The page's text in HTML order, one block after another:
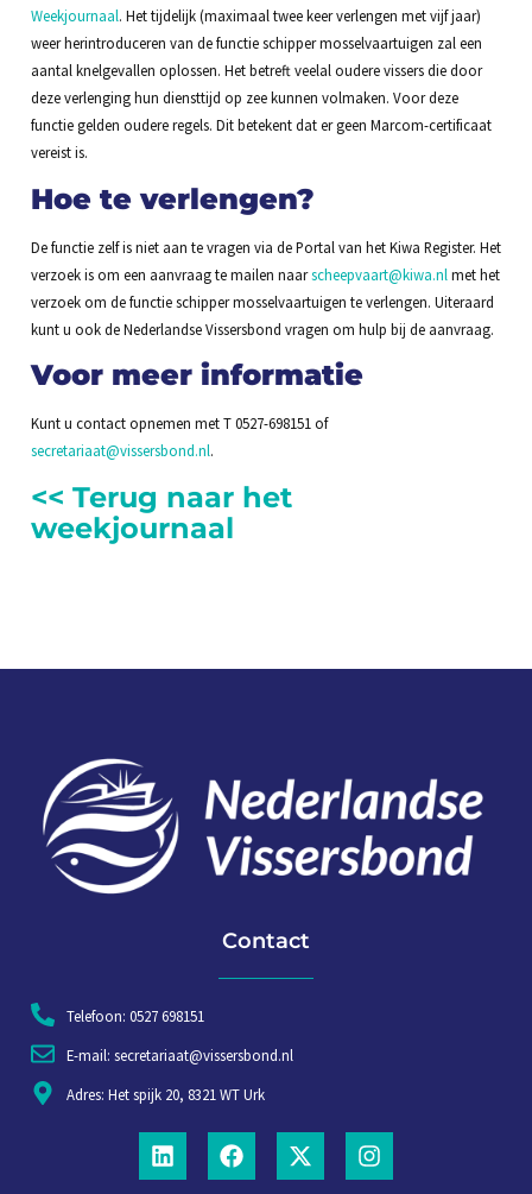
Weekjournaal. Het tijdelijk (maximaal twee keer verlengen met vijf jaar)
weer herintroduceren van de functie schipper mosselvaartuigen zal een
aantal knelgevallen oplossen. Het betreft veelal oudere vissers die door
deze verlenging hun diensttijd op zee kunnen volmaken. Voor deze
functie gelden oudere regels. Dit betekent dat er geen Marcom-certificaat
vereist is.
Hoe te verlengen?
De functie zelf is niet aan te vragen via de Portal van het Kiwa Register. Het
verzoek is om een aanvraag te mailen naarscheepvaart@kiwa.nl met het
verzoek om de functie schipper mosselvaartuigen te verlengen. Uiteraard
kunt u ook de Nederlandse Vissersbond vragen om hulp bij de aanvraag.
Voor meer informatie
Kunt u contact opnemen met T 0527-698151 of
secretariaat@vissersbond.nl.
<< Terug naar het
weekjournaal
Contact
Telefoon: 0527 698151
E-mail: secretariaat@vissersbond.nl
Adres: Het spijk 20, 8321 WT Urk